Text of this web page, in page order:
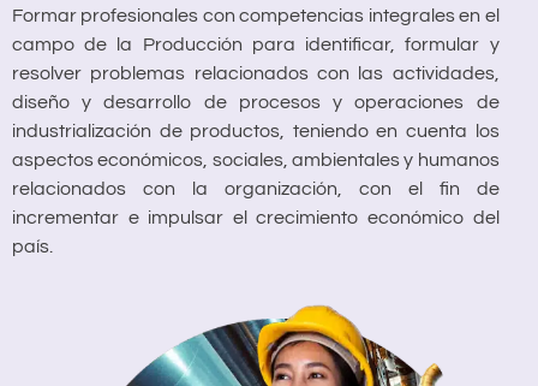
Formar profesionales con competencias integrales en el
campo de la Producción para identificar, formular y
resolver problemas relacionados con las actividades,
diseño y desarrollo de procesos y operaciones de
industrialización de productos, teniendo en cuenta los
aspectos económicos, sociales, ambientales y humanos
relacionados con la organización, con el fin de
incrementar e impulsar el crecimiento económico del
país.